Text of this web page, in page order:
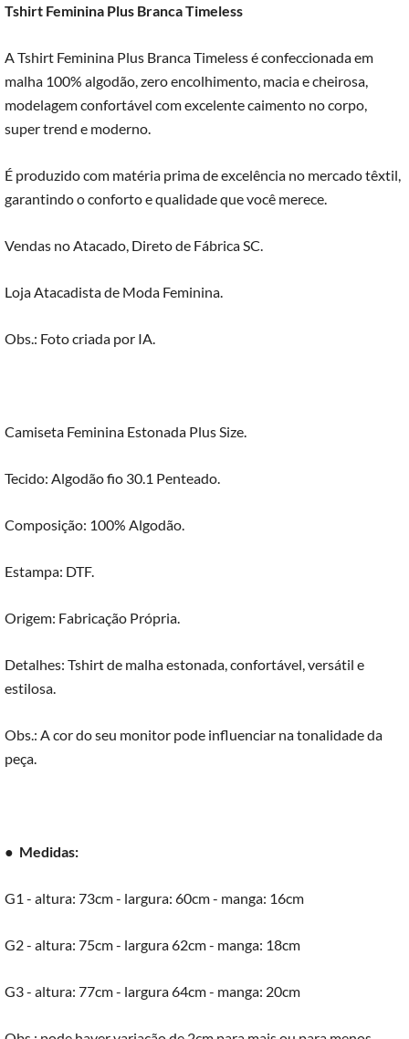
Tshirt Feminina Plus Branca Timeless
A Tshirt Feminina Plus Branca Timeless é confeccionada em
malha 100% algodão, zero encolhimento, macia e cheirosa,
modelagem confortável com excelente caimento no corpo,
super trend e moderno.
É produzido com matéria prima de excelência no mercado têxtil,
garantindo o conforto e qualidade que você merece.
Vendas no Atacado, Direto de Fábrica SC.
Loja Atacadista de Moda Feminina.
Obs.: Foto criada por IA.
Camiseta Feminina Estonada Plus Size.
Tecido: Algodão fio 30.1 Penteado.
Composição: 100% Algodão.
Estampa: DTF.
Origem: Fabricação Própria.
Detalhes: Tshirt de malha estonada, confortável, versátil e
estilosa.
Obs.: A cor do seu monitor pode influenciar na tonalidade da
peça.
● Medidas:
G1 - altura: 73cm - largura: 60cm - manga: 16cm
G2 - altura: 75cm - largura 62cm - manga: 18cm
G3 - altura: 77cm - largura 64cm - manga: 20cm